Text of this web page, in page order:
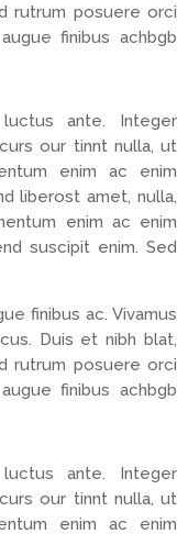
rutrum posuere orci
finibus achbgb
ante. Integer
our tinnt nulla, ut
enim ac enim
liberost amet, nulla,
enim ac enim
suscipit enim. Sed
finibus ac. Vivamus
Duis et nibh blat,
rutrum posuere orci
finibus achbgb
ante. Integer
our tinnt nulla, ut
enim ac enim